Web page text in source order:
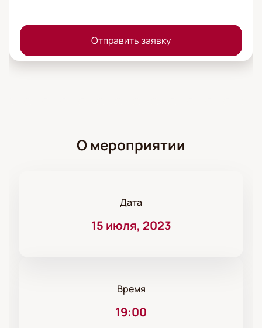
Отправить заявку
О мероприятии
Дата
15 июля, 2023
Время
19:00